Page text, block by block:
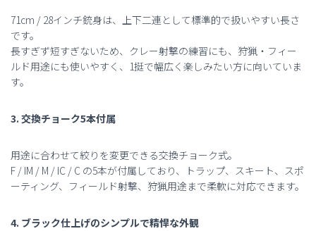
71cm / 28インチ銃身は、上下二連として標準的で扱いやすい長さ
です。
長すぎず短すぎないため、クレー射撃の練習にも、狩猟・フィー
ルド用途にも使いやすく、1挺で幅広く楽しみたい方に向いていま
す。
3. 交換チョーク5本付属
用途に合わせて絞りを変更できる交換チョーク式。
F / IM / M / IC / C の5本が付属しており、トラップ、スキート、スポ
ーティング、フィールド射撃、狩猟用途まで柔軟に対応できます。
4. ブラック仕上げのシンプルで精悍な外観